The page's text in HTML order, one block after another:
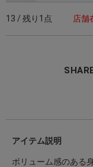
13 / 残り1点 店舗
アイテム説明
ボリューム感のある